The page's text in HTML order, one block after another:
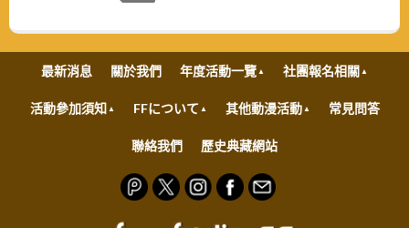
最新消息 關於我們 年度活動一覽 社團報名相關
活動參加須知 FFについて 其他動漫活動 常見問答
聯絡我們 歷史典藏網站